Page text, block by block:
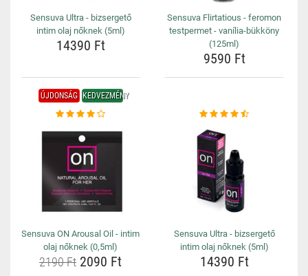
Sensuva Ultra - bizsergető
intim olaj nőknek (5ml)
14390 Ft
Sensuva Flirtatious - feromon
testpermet - vanília-bükköny
(125ml)
9590 Ft
ÚJDONSÁG KEDVEZMÉNY
Sensuva ON Arousal Oil - intim
olaj nőknek (0,5ml)
2190 Ft 2090 Ft
Sensuva Ultra - bizsergető
intim olaj nőknek (5ml)
14390 Ft